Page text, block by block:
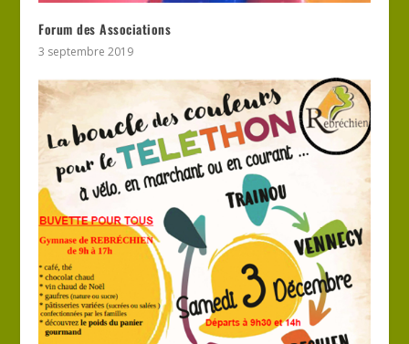
Forum des Associations
3 septembre 2019